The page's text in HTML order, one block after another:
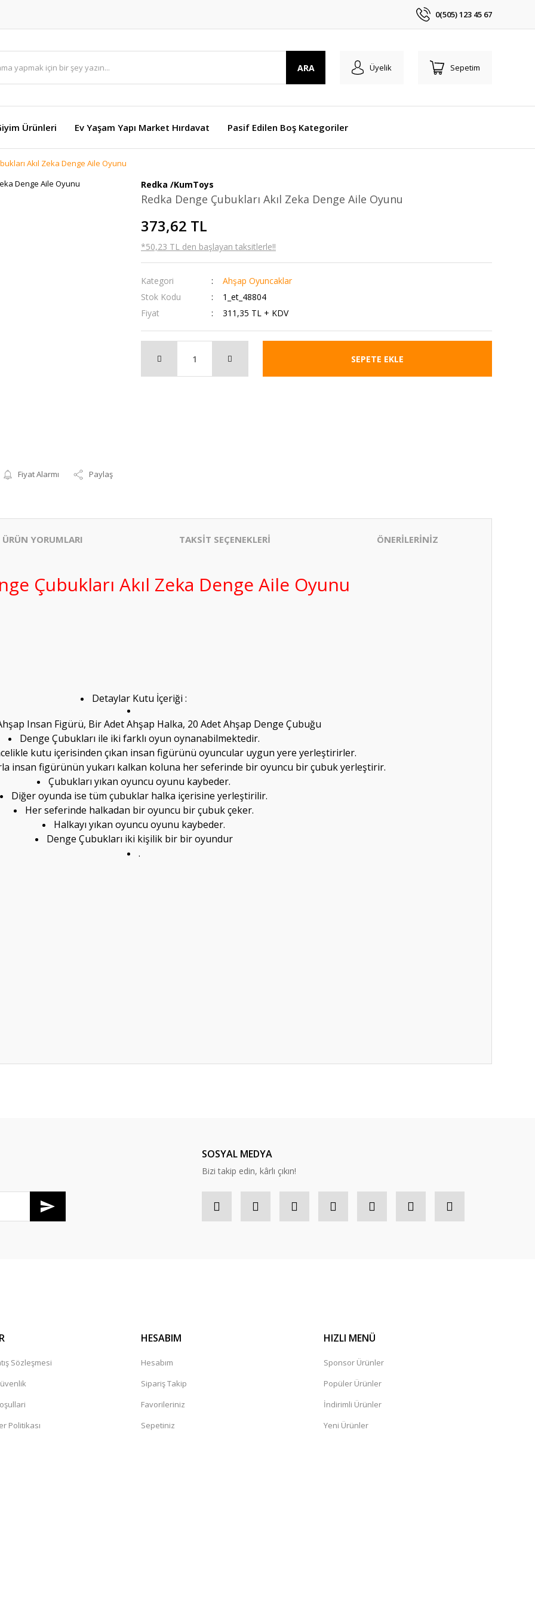
0(505) 123 45 67
ARA Üyelik Sepetim
Ürünleri Ev Yaşam Yapı Market Hırdavat Pasif Edilen Boş Kategoriler
Akıl Zeka Denge Aile Oyunu
Fiyat Alarmı Paylaş
Redka /KumToys
Redka Denge Çubukları Akıl Zeka Denge Aile Oyunu
373,62 TL
*50,23 TL den başlayan taksitlerle!!
Kategori
Ahşap Oyuncaklar
Stok Kodu
1_et_48804
Fiyat
311,35 TL + KDV
SEPETE EKLE
ÜRÜN YORUMLARI TAKSİT SEÇENEKLERİ ÖNERİLERİNİZ
Çubukları Akıl Zeka Denge Aile Oyunu
Detaylar Kutu İçeriği :
Insan Figürü, Bir Adet Ahşap Halka, 20 Adet Ahşap Denge Çubuğu
Denge Çubukları ile iki farklı oyun oynanabilmektedir.
kutu içerisinden çıkan insan figürünü oyuncular uygun yere yerleştirirler.
insan figürünün yukarı kalkan koluna her seferinde bir oyuncu bir çubuk yerleştirir.
Çubukları yıkan oyuncu oyunu kaybeder.
Diğer oyunda ise tüm çubuklar halka içerisine yerleştirilir.
Her seferinde halkadan bir oyuncu bir çubuk çeker.
Halkayı yıkan oyuncu oyunu kaybeder.
Denge Çubukları iki kişilik bir bir oyundur
.
SOSYAL MEDYA
Bizi takip edin, kârlı çıkın!
Sözleşmesi
Politikası
HESABIM
Hesabım
Sipariş Takip
Favorileriniz
Sepetiniz
HIZLI MENÜ
Sponsor Ürünler
Popüler Ürünler
İndirimli Ürünler
Yeni Ürünler